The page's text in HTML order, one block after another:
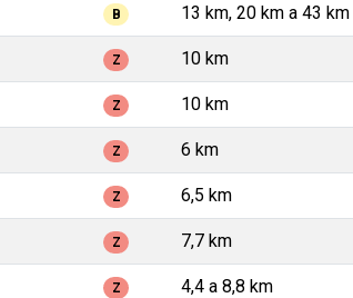
B 13 km, 20 km a 43 km
Z 10 km
Z 10 km
Z 6 km
Z 6,5 km
Z 7,7 km
Z 4,4 a 8,8 km